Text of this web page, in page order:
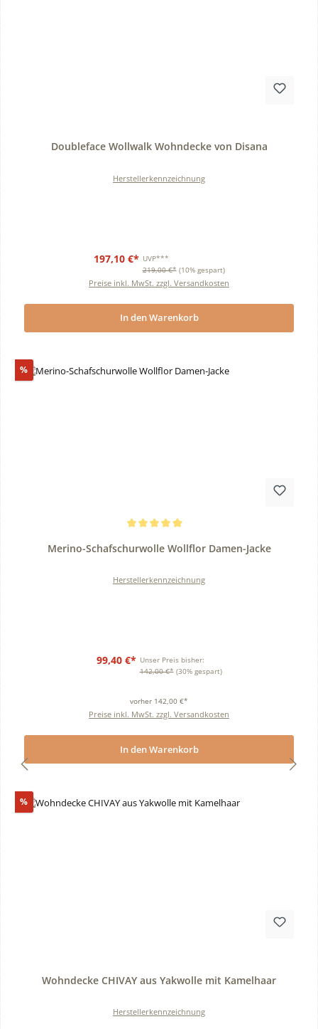
Doubleface Wollwalk Wohndecke von Disana
Herstellerkennzeichnung
197,10 €* UVP***
219,00 €* (10% gespart)
Preise inkl. MwSt. zzgl. Versandkosten
In den Warenkorb
%Rabatt
Merino-Schafschurwolle Wollflor Damen-Jacke
Herstellerkennzeichnung
99,40 €* Unser Preis bisher:
142,00 €* (30% gespart)
vorher 142,00 €*
Preise inkl. MwSt. zzgl. Versandkosten
In den Warenkorb
%Rabatt
Wohndecke CHIVAY aus Yakwolle mit Kamelhaar
Herstellerkennzeichnung